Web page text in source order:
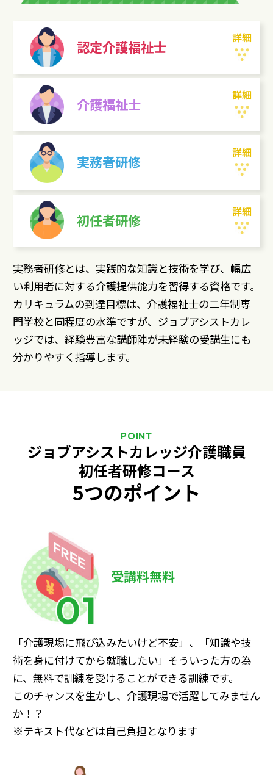
認定介護福祉士 詳細
介護福祉士 詳細
実務者研修 詳細
初任者研修 詳細
実務者研修とは、実践的な知識と技術を学び、幅広
い利用者に対する介護提供能力を習得する資格です。
カリキュラムの到達目標は、介護福祉士の二年制専
門学校と同程度の水準ですが、ジョブアシストカレ
ッジでは、経験豊富な講師陣が未経験の受講生にも
分かりやすく指導します。
POINT
ジョブアシストカレッジ介護職員
初任者研修コース
5つのポイント
受講料無料
「介護現場に飛び込みたいけど不安」、「知識や技
術を身に付けてから就職したい」そういった方の為
に、無料で訓練を受けることができる訓練です。
このチャンスを生かし、介護現場で活躍してみません
か！？
※テキスト代などは自己負担となります